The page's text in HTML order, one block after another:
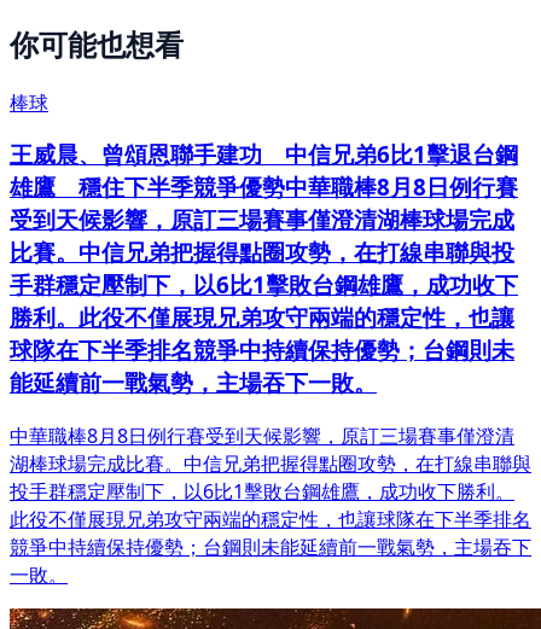
你可能也想看
棒球
王威晨、曾頌恩聯手建功 中信兄弟6比1擊退台鋼
雄鷹 穩住下半季競爭優勢中華職棒8月8日例行賽
受到天候影響，原訂三場賽事僅澄清湖棒球場完成
比賽。中信兄弟把握得點圈攻勢，在打線串聯與投
手群穩定壓制下，以6比1擊敗台鋼雄鷹，成功收下
勝利。此役不僅展現兄弟攻守兩端的穩定性，也讓
球隊在下半季排名競爭中持續保持優勢；台鋼則未
能延續前一戰氣勢，主場吞下一敗。
中華職棒8月8日例行賽受到天候影響，原訂三場賽事僅澄清
湖棒球場完成比賽。中信兄弟把握得點圈攻勢，在打線串聯與
投手群穩定壓制下，以6比1擊敗台鋼雄鷹，成功收下勝利。
此役不僅展現兄弟攻守兩端的穩定性，也讓球隊在下半季排名
競爭中持續保持優勢；台鋼則未能延續前一戰氣勢，主場吞下
一敗。